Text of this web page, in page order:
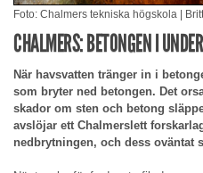
Foto: Chalmers tekniska högskola |
CHALMERS: BETONGEN I
När havsvatten tränger in i
som bryter ned betongen. Det
skador om sten och betong
avslöjar ett Chalmerslett
nedbrytningen, och dess oväntat